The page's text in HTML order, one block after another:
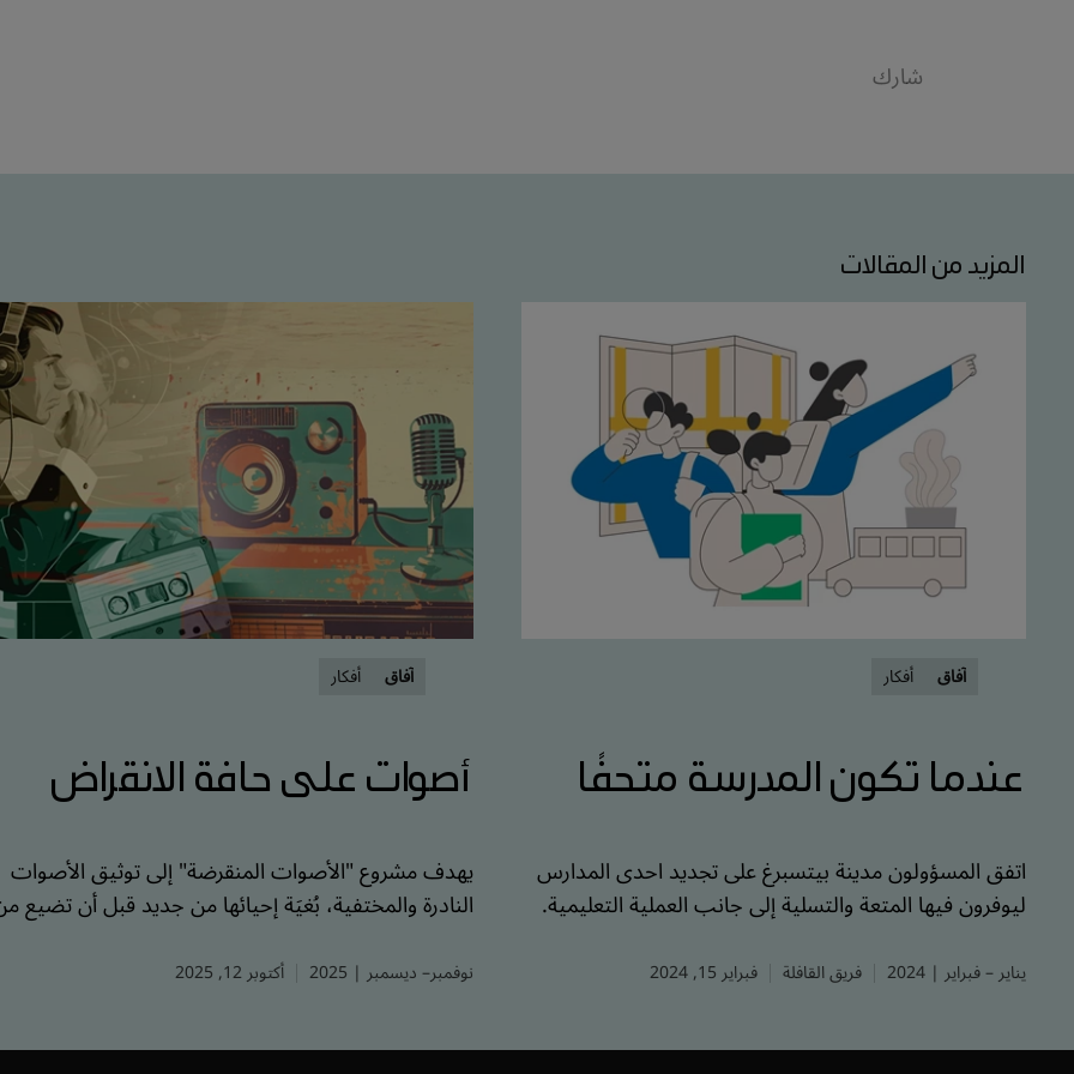
شارك
المزيد من المقالات
آفاق أفكار
عندما تكون المدرسة متحفًا
اتفق المسؤولون مدينة بيتسبرغ على تجديد احدى المدارس
ليوفرون فيها المتعة والتسلية إلى جانب العملية التعليمية.
يناير – فبراير | 2024 فريق القافلة فبراير 15, 2024
آفاق أفكار
أصوات على حافة الانقراض
يهدف مشروع "الأصوات المنقرضة" إلى توثيق الأصوات
النادرة والمختفية، بُغيَة إحيائها من جديد قبل أن تضيع
نوفمبر– ديسمبر | 2025 أكتوبر 12, 2025